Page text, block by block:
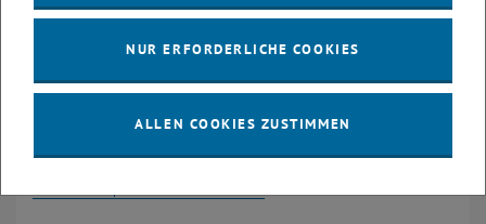
Silvia Spitaler
silvia.spitaler@tuwien.ac.at
kuenstlerfuehrung-durch-weltverstaendnis-von-olaf-
NUR ERFORDERLICHE COOKIES
ALLEN COOKIES ZUSTIMMEN